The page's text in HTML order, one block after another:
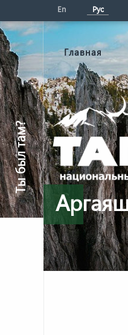
En Рус
Главная
Ты был там?